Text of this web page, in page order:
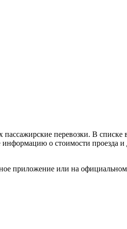
перевозки. В
о стоимости проезда
приложение или на